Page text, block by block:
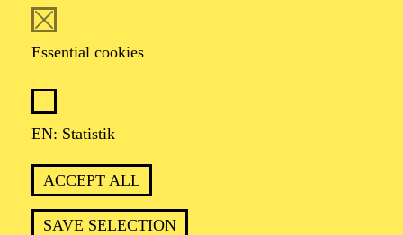
Essential cookies
EN: Statistik
ACCEPT ALL
SAVE SELECTION
PHILHARMONIE ENTDECKEN ·
KOMPOSITIONSPROJEKT
ERZÄHLT
WEITERFÜHRENDE SCHULEN
Für Jugendliche und Kinder ab 10 Jahren
TICKETS